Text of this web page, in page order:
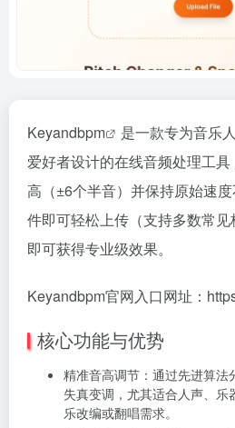
Keyandbpm
是一款专为音乐
爱好者设计的在线音频处理工
高（±6个半音）并保持原始速
件即可轻松上传（支持多数常
即可获得专业级效果。
Keyandbpm官网入口网址：
核心功能与优势
精准音高调节：通过先进算法
失真变调，尤其适合人声、
乐改编或翻唱需求。